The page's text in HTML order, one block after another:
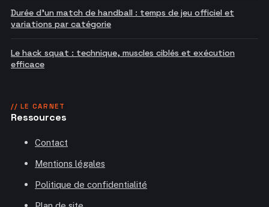
Durée d'un match de handball : temps de jeu officiel et
variations par catégorie
Le hack squat : technique, muscles ciblés et exécution
efficace
// LE CARNET
Ressources
Contact
Mentions légales
Politique de confidentialité